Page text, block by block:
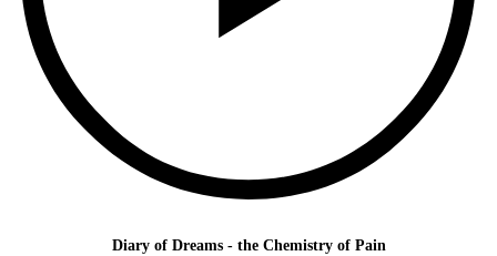
Diary of Dreams - the Chemistry of Pain